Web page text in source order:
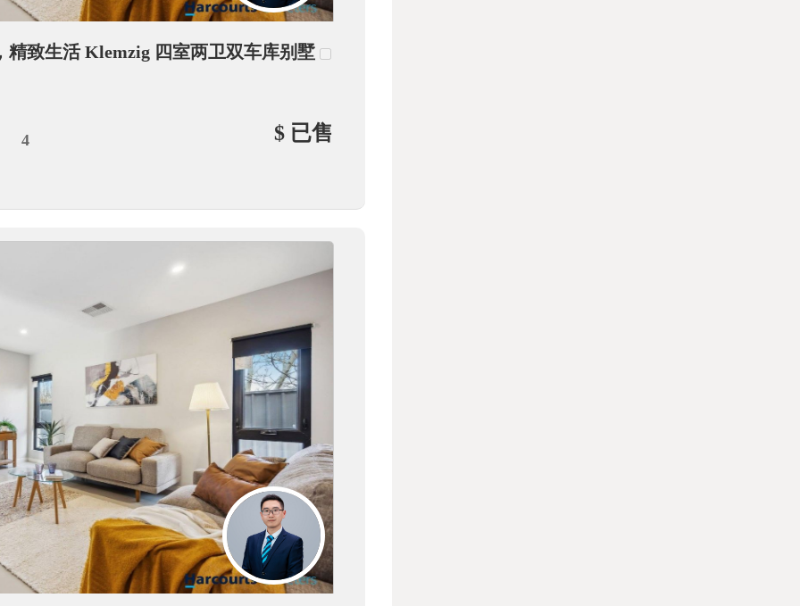
致生活 Klemzig 四室两卫双车库别墅
4 $ 已售